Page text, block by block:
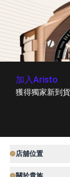
加入Aristo
獲得獨家新到
店舖位置
關於貴族